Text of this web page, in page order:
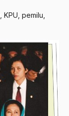
KPU pemilu